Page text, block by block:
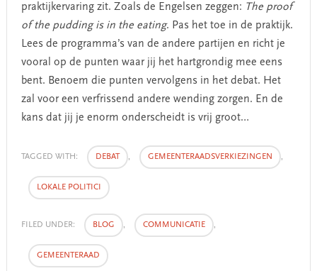
praktijkervaring zit. Zoals de Engelsen zeggen: The proof
of the pudding is in the eating. Pas het toe in de praktijk.
Lees de programma’s van de andere partijen en richt je
vooral op de punten waar jij het hartgrondig mee eens
bent. Benoem die punten vervolgens in het debat. Het
zal voor een verfrissend andere wending zorgen. En de
kans dat jij je enorm onderscheidt is vrij groot…
TAGGED WITH: DEBAT , GEMEENTERAADSVERKIEZINGEN ,
LOKALE POLITICI
FILED UNDER: BLOG , COMMUNICATIE ,
GEMEENTERAAD